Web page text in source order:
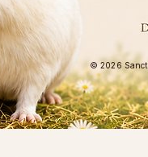
© 2026